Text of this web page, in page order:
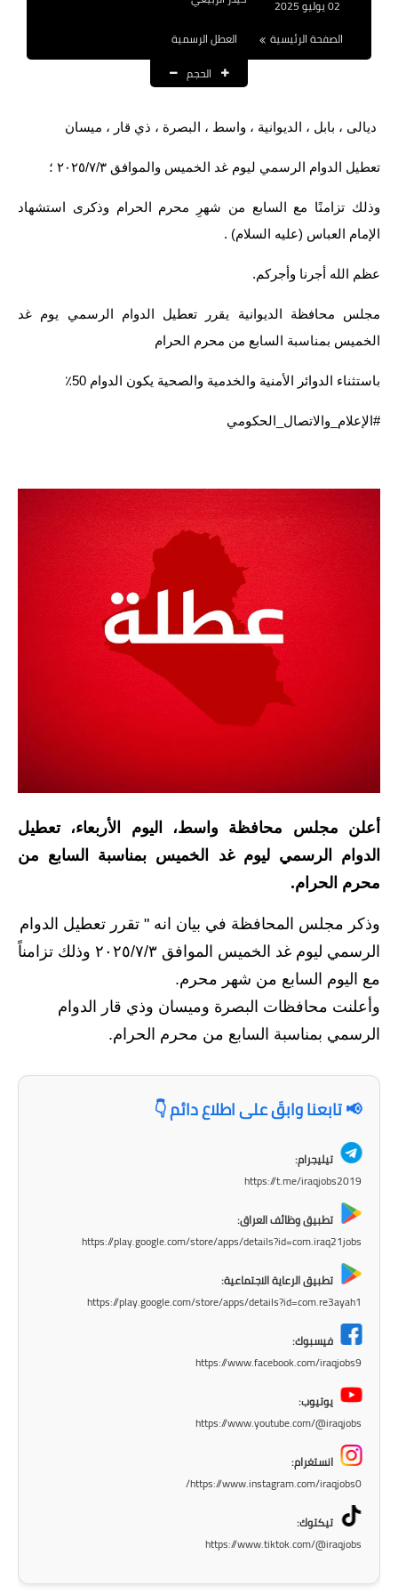
العقود والاجور اليومية
الرواتب
اخبار العراق
الاخبار السياسية
الاخبار الامنية
المدارس
اخبار وقرارات وزارة التربية
نتائج الامتحانات
المرحلة الابتدائية
المرحلة المتوسطة
المرحلة الابتدائية
المرحلة المتوسطة
مرشحات
المرحلة الابتدائية
المرحلة المتوسطة
المرحلة الاعدادية
المرحلة الابتدائية
ملازم دراسية
الصفحة الرئيسية
العطل الرسمية
الحجم
ديالى ، بابل ، الديوانية ، واسط ، البصرة ، ذي قار ، ميسان
تعطيل الدوام الرسمي ليوم غد الخميس والموافق ٢٠٢٥/٧/٣ ؛
وذلك تزامنًا مع السابع من شهرِ محرم الحرام وذكرى استشهاد
الإمام العباس (عليه السلام) .
عظم الله أجرنا وأجركم.
مجلس محافظة الديوانية يقرر تعطيل الدوام الرسمي يوم غد
الخميس بمناسبة السابع من محرم الحرام
باستثناء الدوائر الأمنية والخدمية والصحية يكون الدوام 50٪
#الإعلام_والاتصال_الحكومي
أعلن مجلس محافظة واسط، اليوم الأربعاء، تعطيل
الدوام الرسمي ليوم غد الخميس بمناسبة السابع من
محرم الحرام.
وذكر مجلس المحافظة في بيان انه " تقرر تعطيل الدوام
الرسمي ليوم غد الخميس الموافق ٢٠٢٥/٧/٣ وذلك تزامناً
مع اليوم السابع من شهر محرم.
وأعلنت محافظات البصرة وميسان وذي قار الدوام
الرسمي بمناسبة السابع من محرم الحرام.
📢 تابعنا وابقَ على اطلاع دائم 👇
تيليجرام:
https://t.me/iraqjobs2019
تطبيق وظائف العراق:
https://play.google.com/store/apps/details?id=com.iraq21jobs
تطبيق الرعاية الاجتماعية:
https://play.google.com/store/apps/details?id=com.re3ayah1
فيسبوك:
https://www.facebook.com/iraqjobs9
يوتيوب:
https://www.youtube.com/@iraqjobs
انستغرام:
https://www.instagram.com/iraqjobs0/
تيكتوك:
https://www.tiktok.com/@iraqjobs